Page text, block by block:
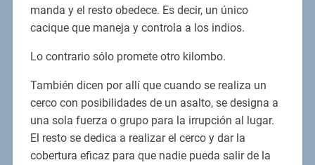
manda y el resto obedece. Es decir, un único
cacique que maneja y controla a los indios.
Lo contrario sólo promete otro kilombo.
También dicen por allí que cuando se realiza un
cerco con posibilidades de un asalto, se designa a
una sola fuerza o grupo para la irrupción al lugar.
El resto se dedica a realizar el cerco y dar la
cobertura eficaz para que nadie pueda salir de la